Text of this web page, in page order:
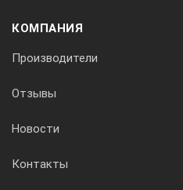
КОМПАНИЯ
Производители
Отзывы
Новости
Контакты